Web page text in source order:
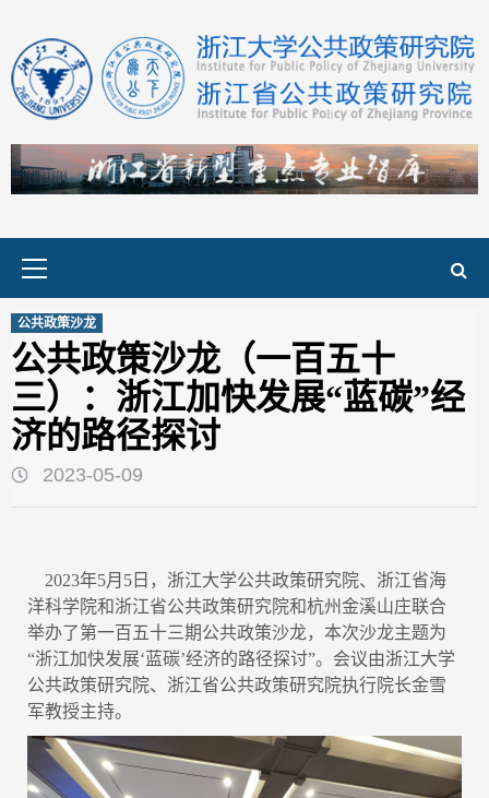
content
公共政策沙龙
公共政策沙龙（一百五十
三）：浙江加快发展“蓝碳”经
济的路径探讨
2023-05-09
2023年5月5日，浙江大学公共政策研究院、浙江省海
洋科学院和浙江省公共政策研究院和杭州金溪山庄联合
举办了第一百五十三期公共政策沙龙，本次沙龙主题为
“浙江加快发展‘蓝碳’经济的路径探讨”。会议由浙江大学
公共政策研究院、浙江省公共政策研究院执行院长金雪
军教授主持。